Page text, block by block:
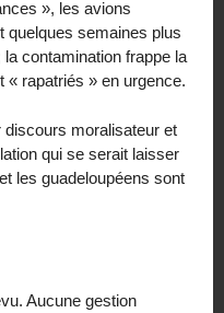
», les avions
quelques semaines plus
la contamination frappe la
rapatriés » en urgence.
discours moralisateur et
qui se serait laisser
les guadeloupéens sont
Aucune gestion